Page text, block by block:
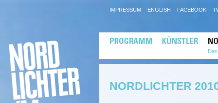
IMPRESSUM ENGLISH FACEBOOK
NORDLICHTER